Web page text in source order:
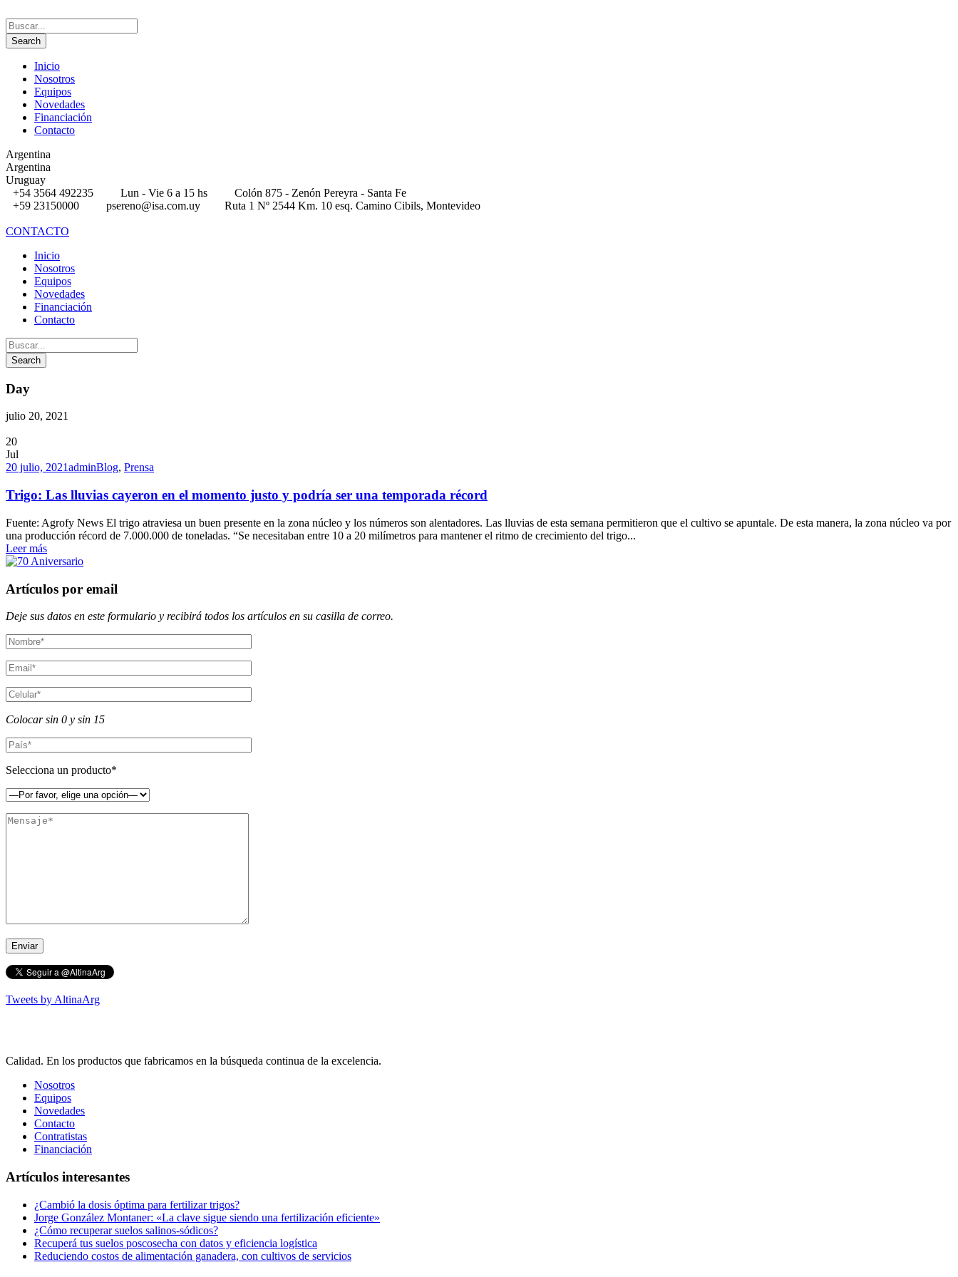
Inicio
Nosotros
Equipos
Novedades
Financiación
Contacto
Argentina
Argentina
Uruguay
+54 3564 492235
Lun - Vie 6 a 15 hs
Colón 875 - Zenón Pereyra - Santa Fe
+59 23150000
psereno@isa.com.uy Ruta 1 Nº 2544 Km. 10 esq. Camino Cibils, Montevideo
CONTACTO
Inicio
Nosotros
Equipos
Novedades
Financiación
Contacto
Day
julio 20, 2021
20
Jul
20 julio, 2021adminBlog, Prensa
Trigo: Las lluvias cayeron en el momento justo y podría ser una temporada récord
Fuente: Agrofy News El trigo atraviesa un buen presente en la zona núcleo y los números son alentadores. Las lluvias de esta semana permitieron que el cultivo se apuntale. De esta manera, la zona núcleo va por
una producción récord de 7.000.000 de toneladas. “Se necesitaban entre 10 a 20 milímetros para mantener el ritmo de crecimiento del trigo...
Leer más
Artículos por email
Deje sus datos en este formulario y recibirá todos los artículos en su casilla de correo.
Colocar sin 0 y sin 15
Selecciona un producto*
Tweets by AltinaArg
Calidad. En los productos que fabricamos en la búsqueda continua de la excelencia.
Nosotros
Equipos
Novedades
Contacto
Contratistas
Financiación
Artículos interesantes
¿Cambió la dosis óptima para fertilizar trigos?
Jorge González Montaner: «La clave sigue siendo una fertilización eficiente»
¿Cómo recuperar suelos salinos-sódicos?
Recuperá tus suelos poscosecha con datos y eficiencia logística
Reduciendo costos de alimentación ganadera, con cultivos de servicios